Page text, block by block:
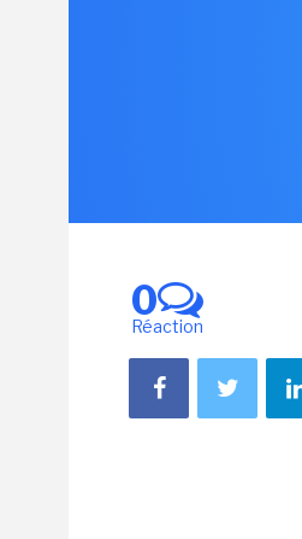
0
Réaction